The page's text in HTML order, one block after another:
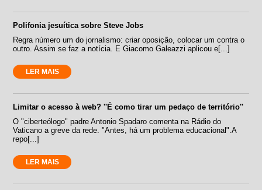
Polifonia jesuítica sobre Steve Jobs
Regra número um do jornalismo: criar oposição, colocar um contra o
outro. Assim se faz a notícia. E Giacomo Galeazzi aplicou e[...]
LER MAIS
Limitar o acesso à web? ''É como tirar um pedaço de território''
O "ciberteólogo" padre Antonio Spadaro comenta na Rádio do
Vaticano a greve da rede. "Antes, há um problema educacional".A
repo[...]
LER MAIS